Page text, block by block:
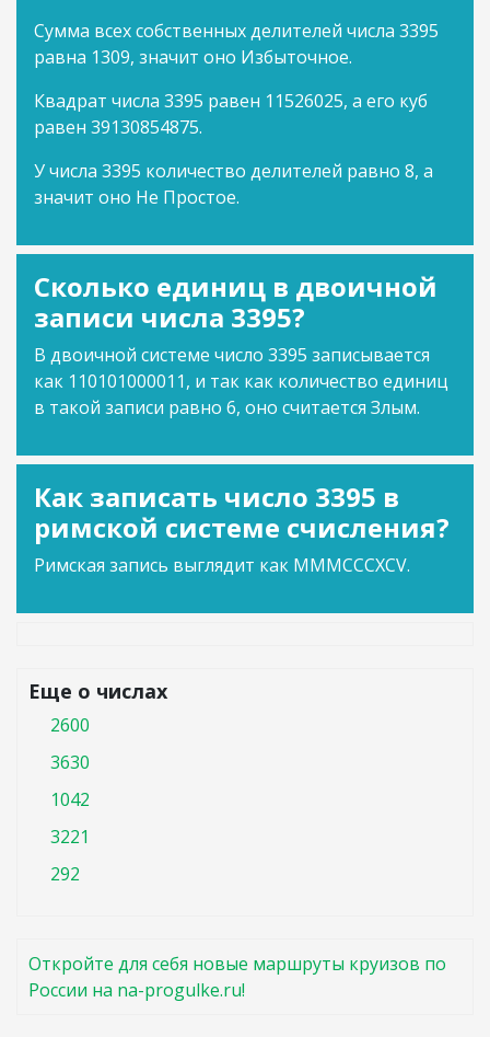
Сумма всех собственных делителей числа 3395
равна 1309, значит оно Избыточное.
Квадрат числа 3395 равен 11526025, а его куб
равен 39130854875.
У числа 3395 количество делителей равно 8, а
значит оно Не Простое.
Сколько единиц в двоичной
записи числа 3395?
В двоичной системе число 3395 записывается
как 110101000011, и так как количество единиц
в такой записи равно 6, оно считается Злым.
Как записать число 3395 в
римской системе счисления?
Римская запись выглядит как MMMCCCXCV.
Еще о числах
2600
3630
1042
3221
292
Откройте для себя новые маршруты круизов по
России на na-progulke.ru!